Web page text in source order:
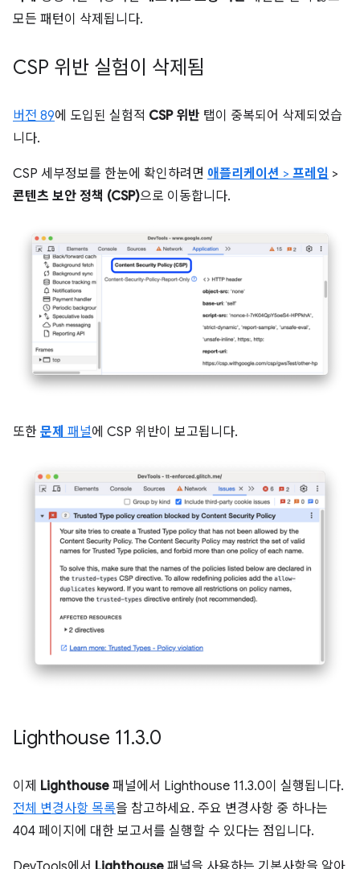
모든 패턴이 삭제됩니다.
CSP 위반 실험이 삭제됨
버전 89에 도입된 실험적 CSP 위반 탭이 중복되어 삭제되었습
니다.
CSP 세부정보를 한눈에 확인하려면 애플리케이션 > 프레임 >
콘텐츠 보안 정책 (CSP)으로 이동합니다.
또한 문제 패널에 CSP 위반이 보고됩니다.
Lighthouse 11.3.0
이제 Lighthouse 패널에서 Lighthouse 11.3.0이 실행됩니다.
전체 변경사항 목록을 참고하세요. 주요 변경사항 중 하나는
404 페이지에 대한 보고서를 실행할 수 있다는 점입니다.